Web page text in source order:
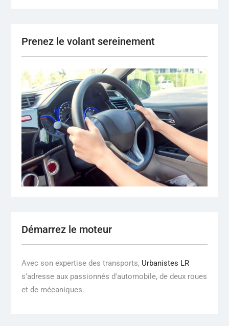
Prenez le volant sereinement
Démarrez le moteur
Avec son expertise des transports, Urbanistes LR
s'adresse aux passionnés d'automobile, de deux roues
et de mécaniques.